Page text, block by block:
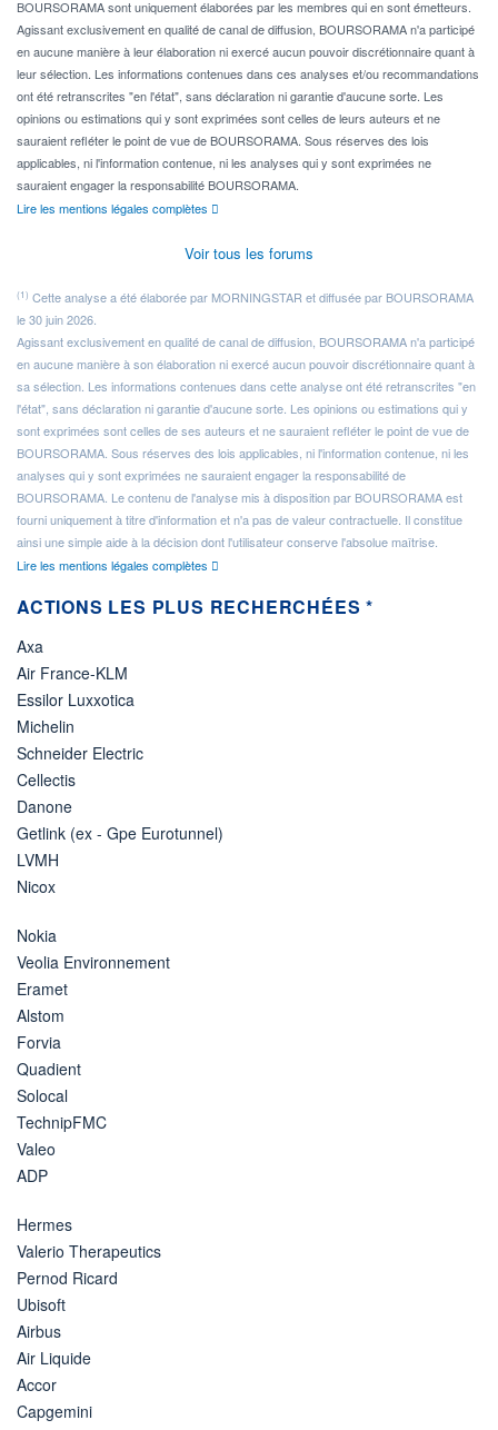
BOURSORAMA sont uniquement élaborées par les membres qui en sont émetteurs.
Agissant exclusivement en qualité de canal de diffusion, BOURSORAMA n'a participé
en aucune manière à leur élaboration ni exercé aucun pouvoir discrétionnaire quant à
leur sélection. Les informations contenues dans ces analyses et/ou recommandations
ont été retranscrites "en l'état", sans déclaration ni garantie d'aucune sorte. Les
opinions ou estimations qui y sont exprimées sont celles de leurs auteurs et ne
sauraient refléter le point de vue de BOURSORAMA. Sous réserves des lois
applicables, ni l'information contenue, ni les analyses qui y sont exprimées ne
sauraient engager la responsabilité BOURSORAMA.
Lire les mentions légales complètes
Voir tous les forums
(1) Cette analyse a été élaborée par MORNINGSTAR et diffusée par BOURSORAMA
le 30 juin 2026.
Agissant exclusivement en qualité de canal de diffusion, BOURSORAMA n'a participé
en aucune manière à son élaboration ni exercé aucun pouvoir discrétionnaire quant à
sa sélection. Les informations contenues dans cette analyse ont été retranscrites "en
l'état", sans déclaration ni garantie d'aucune sorte. Les opinions ou estimations qui y
sont exprimées sont celles de ses auteurs et ne sauraient refléter le point de vue de
BOURSORAMA. Sous réserves des lois applicables, ni l'information contenue, ni les
analyses qui y sont exprimées ne sauraient engager la responsabilité de
BOURSORAMA. Le contenu de l'analyse mis à disposition par BOURSORAMA est
fourni uniquement à titre d'information et n'a pas de valeur contractuelle. Il constitue
ainsi une simple aide à la décision dont l'utilisateur conserve l'absolue maîtrise.
Lire les mentions légales complètes
ACTIONS LES PLUS RECHERCHÉES *
Axa
Air France-KLM
Essilor Luxxotica
Michelin
Schneider Electric
Cellectis
Danone
Getlink (ex - Gpe Eurotunnel)
LVMH
Nicox
Nokia
Veolia Environnement
Eramet
Alstom
Forvia
Quadient
Solocal
TechnipFMC
Valeo
ADP
Hermes
Valerio Therapeutics
Pernod Ricard
Ubisoft
Airbus
Air Liquide
Accor
Capgemini